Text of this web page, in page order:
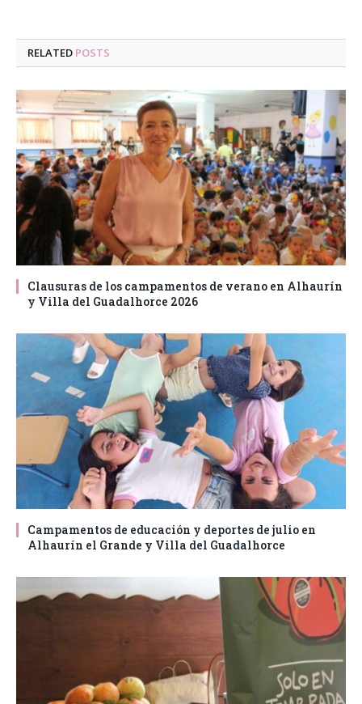
RELATED POSTS
Clausuras de los campamentos de verano en Alhaurín
y Villa del Guadalhorce 2026
Campamentos de educación y deportes de julio en
Alhaurín el Grande y Villa del Guadalhorce